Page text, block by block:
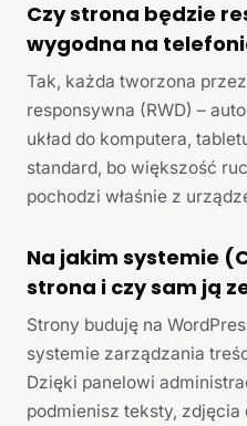
Czy strona będzie
wygodna na
Tak, każda tworzona
responsywna (RWD) –
układ do komputera,
standard, bo większość
pochodzi właśnie z
Na jakim systemie
strona i czy sam ją
Strony buduję na
systemie zarządzania
Dzięki panelowi
podmienisz teksty, zdjęcia